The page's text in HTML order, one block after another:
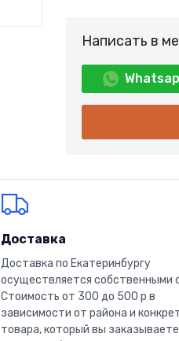
Написать в
Доставка
Доставка по Екатеринбургу
осуществляется собственными
Стоимость от 300 до 500 р в
зависимости от района и
товара, который вы